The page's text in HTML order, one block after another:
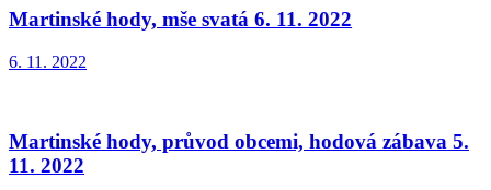
Martinské hody, mše svatá 6. 11. 2022
6. 11. 2022
Martinské hody, průvod obcemi, hodová zábava 5.
11. 2022